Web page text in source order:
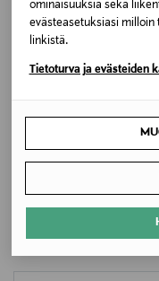
ominaisuuksia sekä
evästeasetuksiasi milloin
linkistä.
Tietoturva ja evästeiden
Avainsanat
UUTTA
SAMSONITE
Original Price
285,00 €
LISÄÄ